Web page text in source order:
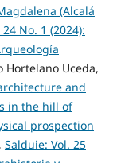
(Alcalá
No. 1 (2024):
Hortelano Uceda,
and
in the hill of
prospection
, Salduie: Vol. 25